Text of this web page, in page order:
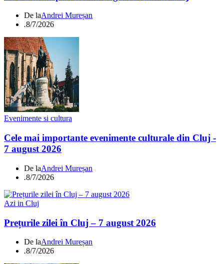
De laAndrei Mureșan
.8/7/2026
Evenimente si cultura
Cele mai importante evenimente culturale din Cluj -
7 august 2026
De laAndrei Mureșan
.8/7/2026
Azi in Cluj
Prețurile zilei în Cluj – 7 august 2026
De laAndrei Mureșan
.8/7/2026